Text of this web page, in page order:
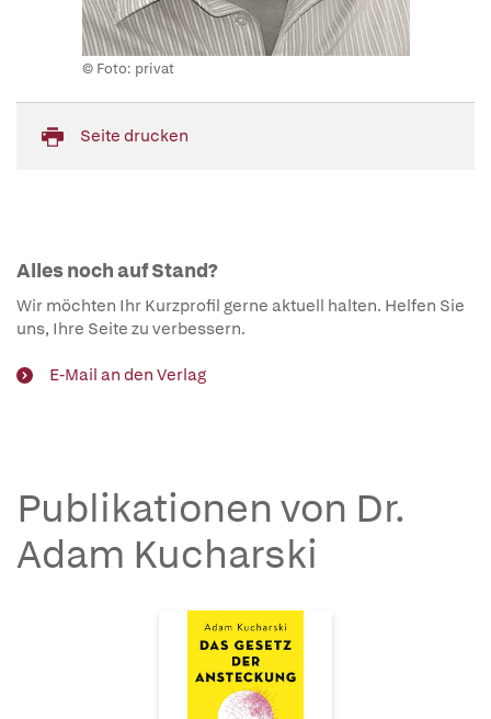
© Foto: privat
Seite drucken
Alles noch auf Stand?
Wir möchten Ihr Kurzprofil gerne aktuell halten. Helfen Sie
uns, Ihre Seite zu verbessern.
E-Mail an den Verlag
Publikationen von Dr.
Adam Kucharski